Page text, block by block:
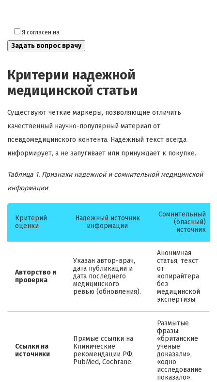
Я согласен на
Критерии надежной
медицинской статьи
Существуют четкие маркеры, позволяющие отличить
качественный научно-популярный материал от
псевдомедицинского контента. Надежный текст всегда
информирует, а не запугивает или принуждает к покупке.
Таблица 1. Признаки надежной и сомнительной медицинской
информации
Критерий
оценки
Надежный источник
информации
Сомнительный
(опасный)
источник
Авторство и
проверка
Указан автор-врач,
дата публикации и
дата последнего
медицинского
ревью (обновления).
Анонимная
статья, текст
от
копирайтера
без
медицинской
экспертизы.
Ссылки на
источники
Прямые ссылки на
Клинические
рекомендации РФ,
PubMed, Cochrane.
Размытые
фразы:
«британские
ученые
доказали»,
«одно
исследование
показало».